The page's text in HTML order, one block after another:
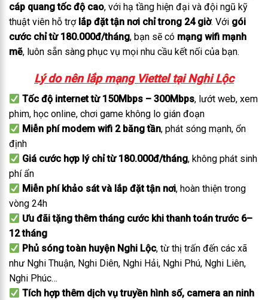
cáp quang tốc độ cao, với hạ tầng hiện đại và đội ngũ kỹ
thuật viên hỗ trợ lắp đặt tận nơi chỉ trong 24 giờ. Với gói
cước chỉ từ 180.000đ/tháng, bạn sẽ có mạng wifi mạnh
mẽ, luôn sẵn sàng phục vụ mọi nhu cầu kết nối của bạn.
Lý do nên lắp mạng Viettel tại Nghi Lộc
Tốc độ internet từ 150Mbps – 300Mbps, lướt web, xem
phim, học online, chơi game không lo gián đoạn
Miễn phí modem wifi 2 băng tần, phát sóng mạnh, ổn
định
Giá cước hợp lý chỉ từ 180.000đ/tháng, không phát sinh
phí ẩn
Miễn phí khảo sát và lắp đặt tận nơi, hoàn thiện trong
vòng 24h
Ưu đãi tặng thêm tháng cước khi thanh toán trước 6–
12 tháng
Phủ sóng toàn huyện Nghi Lộc, từ thị trấn đến các xã
như Nghi Thuận, Nghi Diên, Nghi Hải, Nghi Phú, Nghi Liên,
Nghi Phúc…
Tích hợp thêm dịch vụ truyền hình số, camera an ninh